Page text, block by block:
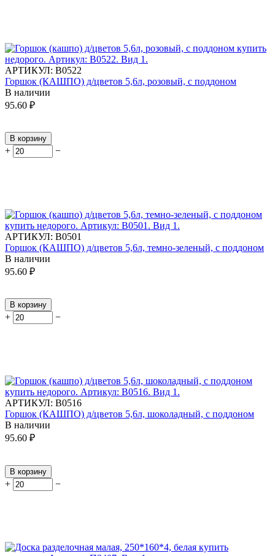
АРТИКУЛ: В0522
Горшок (КАШПО) д/цветов 5,6л, розовый, с поддоном
В наличии
95.60 ₽
В корзину
+ −
АРТИКУЛ: В0501
Горшок (КАШПО) д/цветов 5,6л, темно-зеленый, с поддоном
В наличии
95.60 ₽
В корзину
+ −
АРТИКУЛ: В0516
Горшок (КАШПО) д/цветов 5,6л, шоколадный, с поддоном
В наличии
95.60 ₽
В корзину
+ −